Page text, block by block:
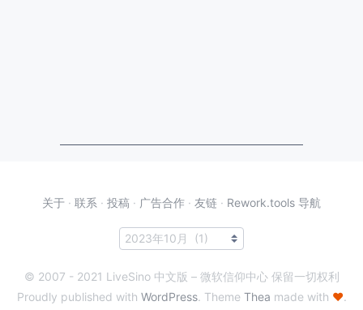
关于 · 联系 · 投稿 · 广告合作 · 友链 · Rework.tools 导航
© 2007 - 2021 LiveSino 中文版 – 微软信仰中心 保留一切权利
Proudly published with WordPress. Theme Thea made with ♥.